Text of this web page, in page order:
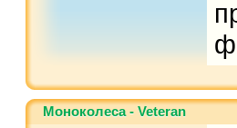
Моноколеса - Veteran